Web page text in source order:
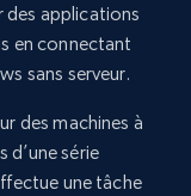
des applications
en connectant
sans serveur.
des machines à
série
une tâche